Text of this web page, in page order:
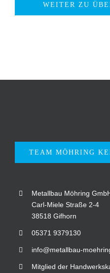
WEITER ZU
TEAM MÖHRING
Metallbau Möhring
Carl-Miele Straße 2-4
38518 Gifhorn
05371 9379130
info@metallbau-
Mitglied der